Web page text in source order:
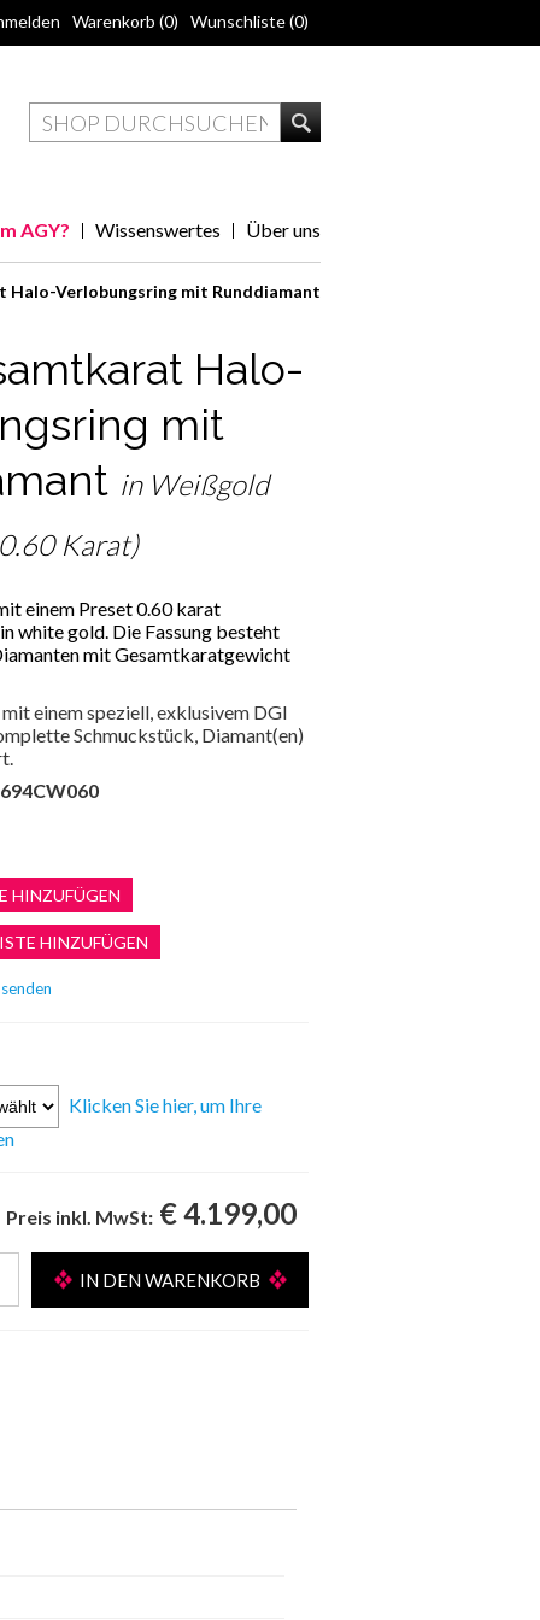
Warenkorb (0) Wunschliste(0)
Über uns
Wissenswertes
AGY?
Halo-Verlobungsring mit Runddiamant
Halo-
mit
in Weißgold
Karat)
einem Preset 0.60 karat
white gold. Die Fassung besteht
mit Gesamtkaratgewicht
einem speziell, exklusivem DGI
Schmuckstück, Diamant(en)
Klicken Sie hier, um Ihre
Preis inkl. MwSt: € 4.199,00